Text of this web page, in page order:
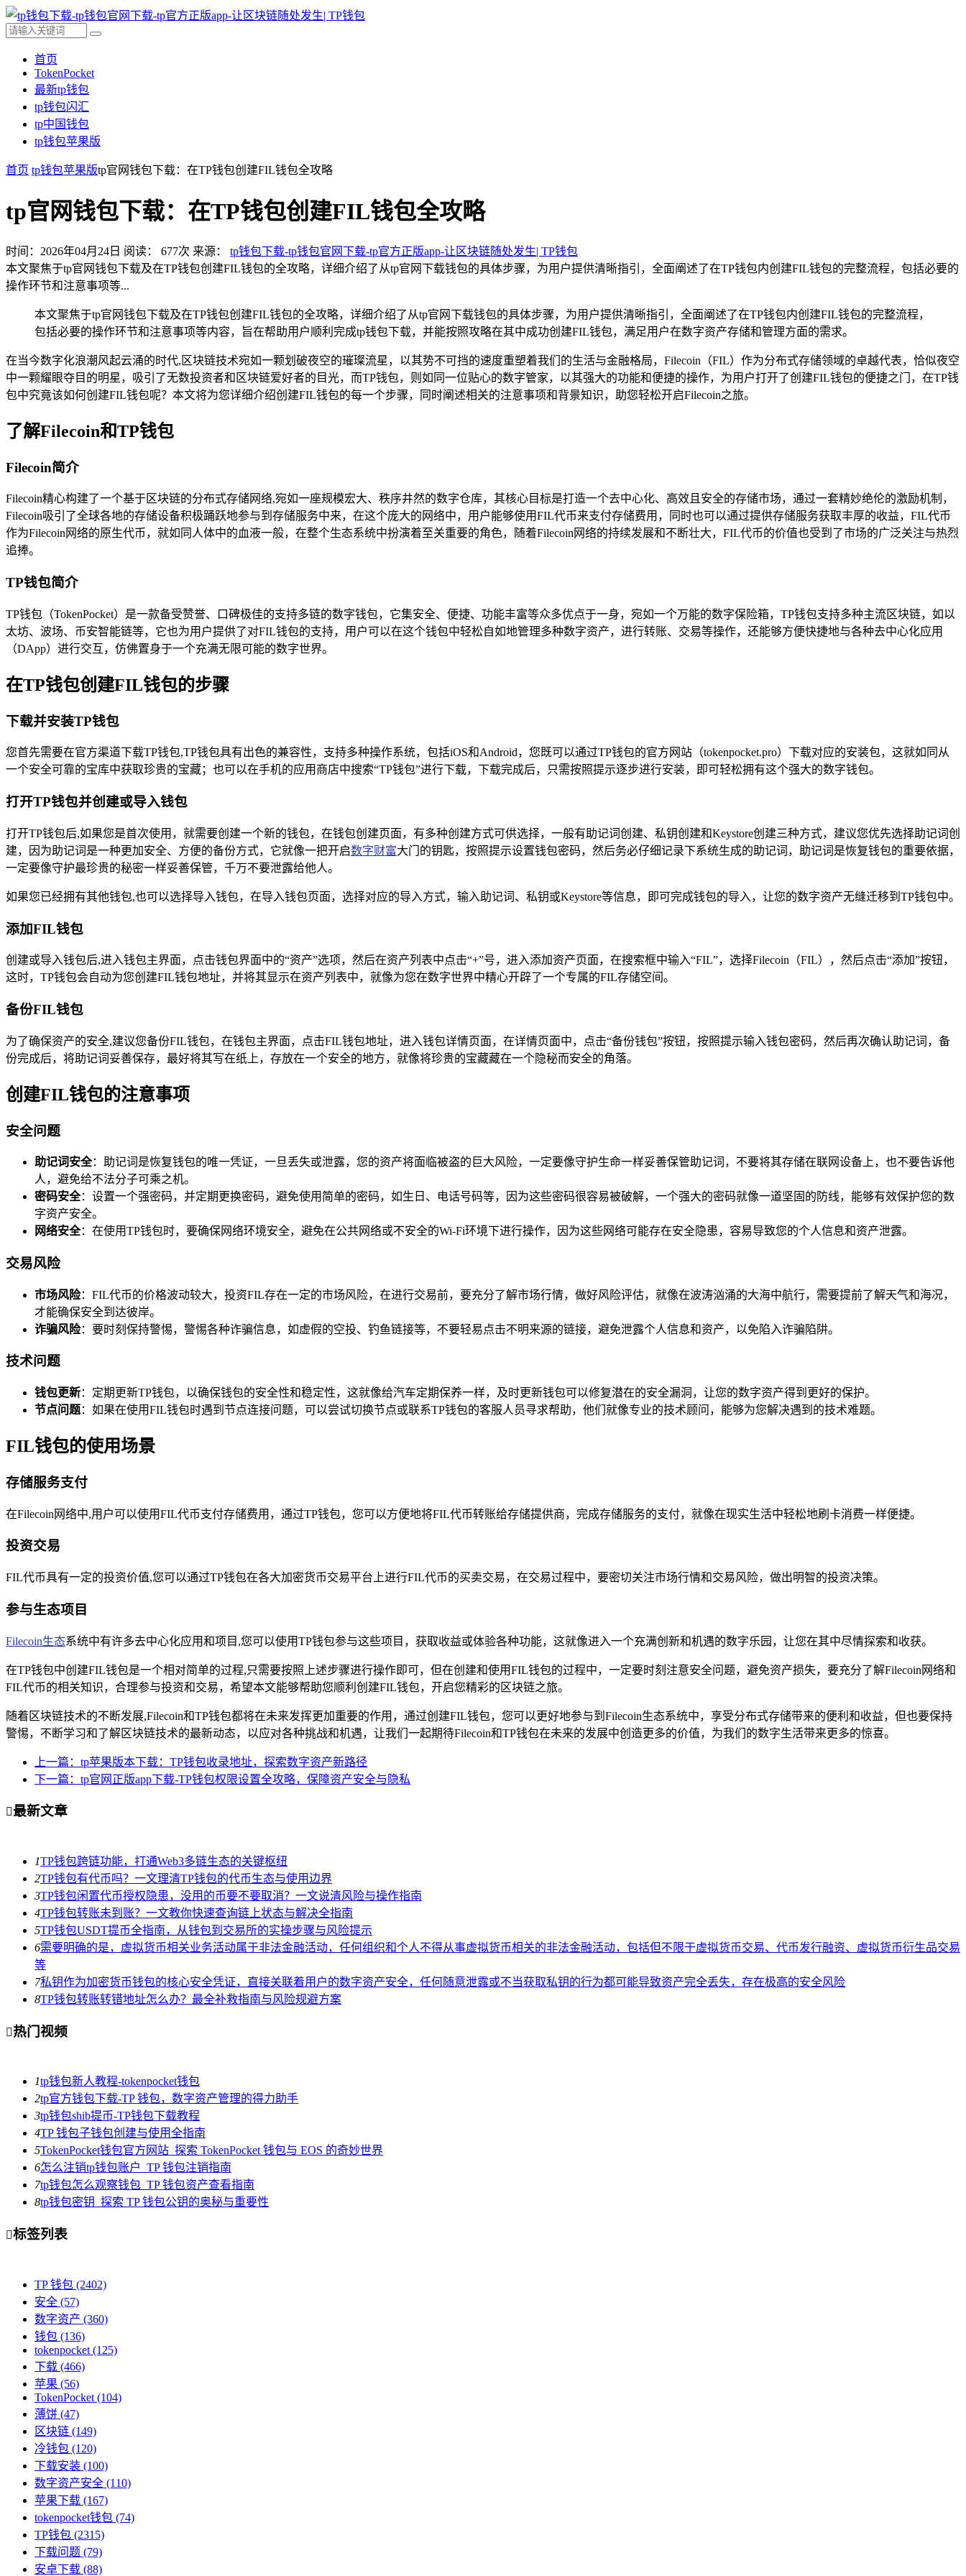
首页
TokenPocket
最新tp钱包
tp钱包闪汇
tp中国钱包
tp钱包苹果版
首页 tp钱包苹果版tp官网钱包下载：在TP钱包创建FIL钱包全攻略
tp官网钱包下载：在TP钱包创建FIL钱包全攻略
时间：2026年04月24日 阅读： 677次 来源： tp钱包下载-tp钱包官网下载-tp官方正版app-让区块链随处发生| TP钱包
本文聚焦于tp官网钱包下载及在TP钱包创建FIL钱包的全攻略，详细介绍了从tp官网下载钱包的具体步骤，为用户提供清晰指引，全面阐述了在TP钱包内创建FIL钱包的完整流程，包括必要的
操作环节和注意事项等...
本文聚焦于tp官网钱包下载及在TP钱包创建FIL钱包的全攻略，详细介绍了从tp官网下载钱包的具体步骤，为用户提供清晰指引，全面阐述了在TP钱包内创建FIL钱包的完整流程，
包括必要的操作环节和注意事项等内容，旨在帮助用户顺利完成tp钱包下载，并能按照攻略在其中成功创建FIL钱包，满足用户在数字资产存储和管理方面的需求。
在当今数字化浪潮风起云涌的时代,区块链技术宛如一颗划破夜空的璀璨流星，以其势不可挡的速度重塑着我们的生活与金融格局，Filecoin（FIL）作为分布式存储领域的卓越代表，恰似夜空
中一颗耀眼夺目的明星，吸引了无数投资者和区块链爱好者的目光，而TP钱包，则如同一位贴心的数字管家，以其强大的功能和便捷的操作，为用户打开了创建FIL钱包的便捷之门，在TP钱
包中究竟该如何创建FIL钱包呢？本文将为您详细介绍创建FIL钱包的每一个步骤，同时阐述相关的注意事项和背景知识，助您轻松开启Filecoin之旅。
了解Filecoin和TP钱包
Filecoin简介
Filecoin精心构建了一个基于区块链的分布式存储网络,宛如一座规模宏大、秩序井然的数字仓库，其核心目标是打造一个去中心化、高效且安全的存储市场，通过一套精妙绝伦的激励机制，
Filecoin吸引了全球各地的存储设备积极踊跃地参与到存储服务中来，在这个庞大的网络中，用户能够使用FIL代币来支付存储费用，同时也可以通过提供存储服务获取丰厚的收益，FIL代币
作为Filecoin网络的原生代币，就如同人体中的血液一般，在整个生态系统中扮演着至关重要的角色，随着Filecoin网络的持续发展和不断壮大，FIL代币的价值也受到了市场的广泛关注与热烈
追捧。
TP钱包简介
TP钱包（TokenPocket）是一款备受赞誉、口碑极佳的支持多链的数字钱包，它集安全、便捷、功能丰富等众多优点于一身，宛如一个万能的数字保险箱，TP钱包支持多种主流区块链，如以
太坊、波场、币安智能链等，它也为用户提供了对FIL钱包的支持，用户可以在这个钱包中轻松自如地管理多种数字资产，进行转账、交易等操作，还能够方便快捷地与各种去中心化应用
（DApp）进行交互，仿佛置身于一个充满无限可能的数字世界。
在TP钱包创建FIL钱包的步骤
下载并安装TP钱包
您首先需要在官方渠道下载TP钱包,TP钱包具有出色的兼容性，支持多种操作系统，包括iOS和Android，您既可以通过TP钱包的官方网站（tokenpocket.pro）下载对应的安装包，这就如同从
一个安全可靠的宝库中获取珍贵的宝藏；也可以在手机的应用商店中搜索“TP钱包”进行下载，下载完成后，只需按照提示逐步进行安装，即可轻松拥有这个强大的数字钱包。
打开TP钱包并创建或导入钱包
打开TP钱包后,如果您是首次使用，就需要创建一个新的钱包，在钱包创建页面，有多种创建方式可供选择，一般有助记词创建、私钥创建和Keystore创建三种方式，建议您优先选择助记词创
建，因为助记词是一种更加安全、方便的备份方式，它就像一把开启数字财富大门的钥匙，按照提示设置钱包密码，然后务必仔细记录下系统生成的助记词，助记词是恢复钱包的重要依据，
一定要像守护最珍贵的秘密一样妥善保管，千万不要泄露给他人。
如果您已经拥有其他钱包,也可以选择导入钱包，在导入钱包页面，选择对应的导入方式，输入助记词、私钥或Keystore等信息，即可完成钱包的导入，让您的数字资产无缝迁移到TP钱包中。
添加FIL钱包
创建或导入钱包后,进入钱包主界面，点击钱包界面中的“资产”选项，然后在资产列表中点击“+”号，进入添加资产页面，在搜索框中输入“FIL”，选择Filecoin（FIL），然后点击“添加”按钮，
这时，TP钱包会自动为您创建FIL钱包地址，并将其显示在资产列表中，就像为您在数字世界中精心开辟了一个专属的FIL存储空间。
备份FIL钱包
为了确保资产的安全,建议您备份FIL钱包，在钱包主界面，点击FIL钱包地址，进入钱包详情页面，在详情页面中，点击“备份钱包”按钮，按照提示输入钱包密码，然后再次确认助记词，备
份完成后，将助记词妥善保存，最好将其写在纸上，存放在一个安全的地方，就像将珍贵的宝藏藏在一个隐秘而安全的角落。
创建FIL钱包的注意事项
安全问题
助记词安全：助记词是恢复钱包的唯一凭证，一旦丢失或泄露，您的资产将面临被盗的巨大风险，一定要像守护生命一样妥善保管助记词，不要将其存储在联网设备上，也不要告诉他
人，避免给不法分子可乘之机。
密码安全：设置一个强密码，并定期更换密码，避免使用简单的密码，如生日、电话号码等，因为这些密码很容易被破解，一个强大的密码就像一道坚固的防线，能够有效保护您的数
字资产安全。
网络安全：在使用TP钱包时，要确保网络环境安全，避免在公共网络或不安全的Wi-Fi环境下进行操作，因为这些网络可能存在安全隐患，容易导致您的个人信息和资产泄露。
交易风险
市场风险：FIL代币的价格波动较大，投资FIL存在一定的市场风险，在进行交易前，要充分了解市场行情，做好风险评估，就像在波涛汹涌的大海中航行，需要提前了解天气和海况，
才能确保安全到达彼岸。
诈骗风险：要时刻保持警惕，警惕各种诈骗信息，如虚假的空投、钓鱼链接等，不要轻易点击不明来源的链接，避免泄露个人信息和资产，以免陷入诈骗陷阱。
技术问题
钱包更新：定期更新TP钱包，以确保钱包的安全性和稳定性，这就像给汽车定期保养一样，及时更新钱包可以修复潜在的安全漏洞，让您的数字资产得到更好的保护。
节点问题：如果在使用FIL钱包时遇到节点连接问题，可以尝试切换节点或联系TP钱包的客服人员寻求帮助，他们就像专业的技术顾问，能够为您解决遇到的技术难题。
FIL钱包的使用场景
存储服务支付
在Filecoin网络中,用户可以使用FIL代币支付存储费用，通过TP钱包，您可以方便地将FIL代币转账给存储提供商，完成存储服务的支付，就像在现实生活中轻松地刷卡消费一样便捷。
投资交易
FIL代币具有一定的投资价值,您可以通过TP钱包在各大加密货币交易平台上进行FIL代币的买卖交易，在交易过程中，要密切关注市场行情和交易风险，做出明智的投资决策。
参与生态项目
Filecoin生态系统中有许多去中心化应用和项目,您可以使用TP钱包参与这些项目，获取收益或体验各种功能，这就像进入一个充满创新和机遇的数字乐园，让您在其中尽情探索和收获。
在TP钱包中创建FIL钱包是一个相对简单的过程,只需要按照上述步骤进行操作即可，但在创建和使用FIL钱包的过程中，一定要时刻注意安全问题，避免资产损失，要充分了解Filecoin网络和
FIL代币的相关知识，合理参与投资和交易，希望本文能够帮助您顺利创建FIL钱包，开启您精彩的区块链之旅。
随着区块链技术的不断发展,Filecoin和TP钱包都将在未来发挥更加重要的作用，通过创建FIL钱包，您可以更好地参与到Filecoin生态系统中，享受分布式存储带来的便利和收益，但也要保持
警惕，不断学习和了解区块链技术的最新动态，以应对各种挑战和机遇，让我们一起期待Filecoin和TP钱包在未来的发展中创造更多的价值，为我们的数字生活带来更多的惊喜。
上一篇：tp苹果版本下载：TP钱包收录地址，探索数字资产新路径
下一篇：tp官网正版app下载-TP钱包权限设置全攻略，保障资产安全与隐私
最新文章
1TP钱包跨链功能，打通Web3多链生态的关键枢纽
2TP钱包有代币吗？一文理清TP钱包的代币生态与使用边界
3TP钱包闲置代币授权隐患，没用的币要不要取消？一文说清风险与操作指南
4TP钱包转账未到账？一文教你快速查询链上状态与解决全指南
5TP钱包USDT提币全指南，从钱包到交易所的实操步骤与风险提示
6需要明确的是，虚拟货币相关业务活动属于非法金融活动，任何组织和个人不得从事虚拟货币相关的非法金融活动，包括但不限于虚拟货币交易、代币发行融资、虚拟货币衍生品交易
等
7私钥作为加密货币钱包的核心安全凭证，直接关联着用户的数字资产安全，任何随意泄露或不当获取私钥的行为都可能导致资产完全丢失，存在极高的安全风险
8TP钱包转账转错地址怎么办？最全补救指南与风险规避方案
热门视频
1tp钱包新人教程-tokenpocket钱包
2tp官方钱包下载-TP 钱包，数字资产管理的得力助手
3tp钱包shib提币-TP钱包下载教程
4TP 钱包子钱包创建与使用全指南
5TokenPocket钱包官方网站_探索 TokenPocket 钱包与 EOS 的奇妙世界
6怎么注销tp钱包账户_TP 钱包注销指南
7tp钱包怎么观察钱包_TP 钱包资产查看指南
8tp钱包密钥_探索 TP 钱包公钥的奥秘与重要性
标签列表
TP 钱包 (2402)
安全 (57)
数字资产 (360)
钱包 (136)
tokenpocket (125)
下载 (466)
苹果 (56)
TokenPocket (104)
薄饼 (47)
区块链 (149)
冷钱包 (120)
下载安装 (100)
数字资产安全 (110)
苹果下载 (167)
tokenpocket钱包 (74)
TP钱包 (2315)
下载问题 (79)
安卓下载 (88)